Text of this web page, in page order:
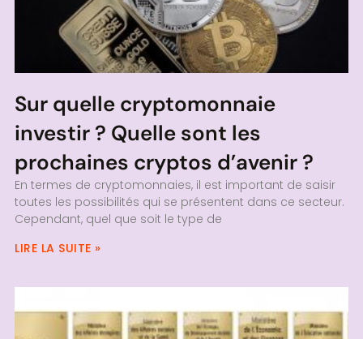
Sur quelle cryptomonnaie
investir ? Quelle sont les
prochaines cryptos d’avenir ?
En termes de cryptomonnaies, il est important de saisir
toutes les possibilités qui se présentent dans ce secteur.
Cependant, quel que soit le type de
LIRE LA SUITE »